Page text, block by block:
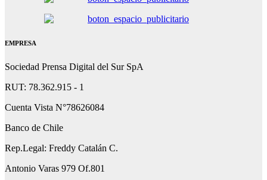
EMPRESA
Sociedad Prensa Digital del Sur SpA
RUT: 78.362.915 - 1
Cuenta Vista N°78626084
Banco de Chile
Rep.Legal: Freddy Catalán C.
Antonio Varas 979 Of.801